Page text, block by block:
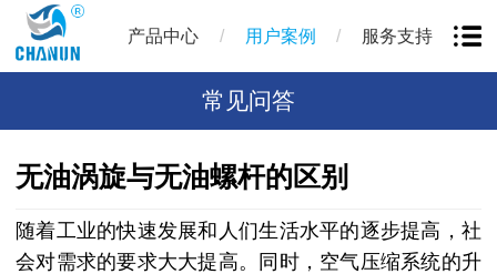
产品中心 / 用户案例 / 服务支持
常见问答
无油涡旋与无油螺杆的区别
随着工业的快速发展和人们生活水平的逐步提高，社
会对需求的要求大大提高。同时，空气压缩系统的升